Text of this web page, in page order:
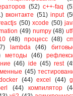
(52) c++-faq
вконтакте (51) input
(50) xcode (50)
(49) numpy (48)
(48) процесс (48)
lambda (46)
методы (46)
(46) ide (45) rest
(45)
(44) excel (44)
(44) компилятор